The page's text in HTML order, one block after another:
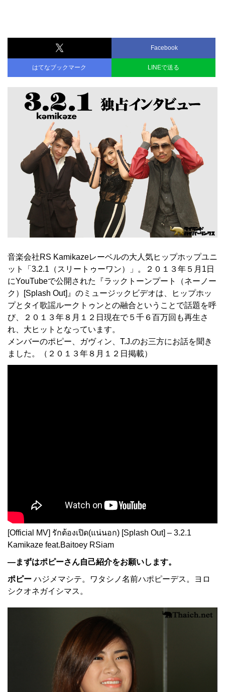
Facebook
はてなブックマーク LINEで送る
音楽会社RS Kamikazeレーベルの大人気ヒップホップユニ
ット「3.2.1（スリートゥーワン）」。２０１３年５月1日
にYouTubeで公開された『ラックトーンプート（ネーノー
ク）[Splash Out]』のミュージックビデオは、ヒップホッ
プとタイ歌謡ルークトゥンとの融合ということで話題を呼
び、２０１３年８月１２日現在で５千６百万回も再生さ
れ、大ヒットとなっています。
メンバーのポピー、ガヴィン、T.J.のお三方にお話を聞き
ました。（２０１３年８月１２日掲載）
[Official MV] รักต้องเปิด(แน่นอก) [Splash Out] – 3.2.1
Kamikaze feat.Baitoey RSiam
—まずはポピーさん自己紹介をお願いします。
ポピー ハジメマシテ。ワタシノ名前ハポピーデス。ヨロ
シクオネガイシマス。